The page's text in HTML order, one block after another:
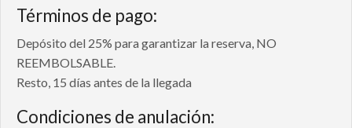
Términos de pago:
Depósito del 25% para garantizar la reserva, NO
REEMBOLSABLE.
Resto, 15 días antes de la llegada
Condiciones de anulación: